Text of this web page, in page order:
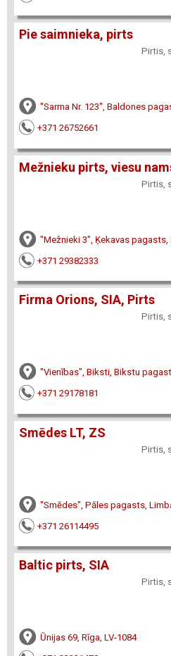
Pie saimnieka, pirts
Pirtis,
"Sarma Nr. 123", Baldones
+371 26752661
Mežnieku pirts, viesu
Pirtis,
"Mežnieki 3", Ķekavas pagasts,
+371 29382333
Firma Orions, SIA, Pirts
Pirtis,
"Vienības", Biksti, Bikstu
+371 29178181
Smēdes LT, ZS
Pirtis,
"Smēdes", Pāles pagasts,
+371 26114495
Baltic pirts, SIA
Pirtis,
Ūnijas 69, Rīga, LV-1084